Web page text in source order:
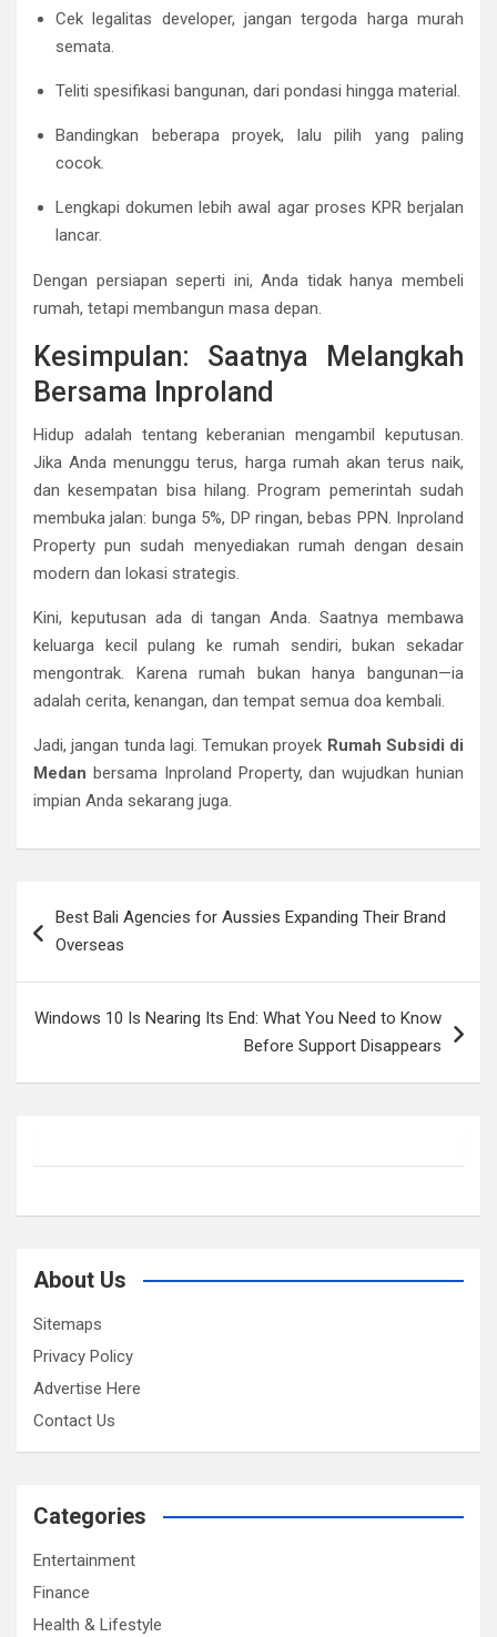
Cek legalitas developer, jangan tergoda harga murah
semata.
Teliti spesifikasi bangunan, dari pondasi hingga material.
Bandingkan beberapa proyek, lalu pilih yang paling
cocok.
Lengkapi dokumen lebih awal agar proses KPR berjalan
lancar.
Dengan persiapan seperti ini, Anda tidak hanya membeli
rumah, tetapi membangun masa depan.
Kesimpulan: Saatnya Melangkah
Bersama Inproland
Hidup adalah tentang keberanian mengambil keputusan.
Jika Anda menunggu terus, harga rumah akan terus naik,
dan kesempatan bisa hilang. Program pemerintah sudah
membuka jalan: bunga 5%, DP ringan, bebas PPN. Inproland
Property pun sudah menyediakan rumah dengan desain
modern dan lokasi strategis.
Kini, keputusan ada di tangan Anda. Saatnya membawa
keluarga kecil pulang ke rumah sendiri, bukan sekadar
mengontrak. Karena rumah bukan hanya bangunan—ia
adalah cerita, kenangan, dan tempat semua doa kembali.
Jadi, jangan tunda lagi. Temukan proyek Rumah Subsidi di
Medan bersama Inproland Property, dan wujudkan hunian
impian Anda sekarang juga.
navigation
Best Bali Agencies for Aussies Expanding Their Brand
Overseas
Windows 10 Is Nearing Its End: What You Need to Know
Before Support Disappears
About Us
Sitemaps
Privacy Policy
Advertise Here
Contact Us
Categories
Entertainment
Finance
Health & Lifestyle